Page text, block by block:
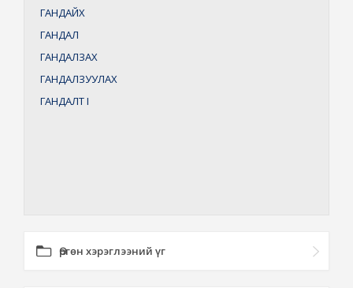
ГАНДАЙХ
ГАНДАЛ
ГАНДАЛЗАХ
ГАНДАЛЗУУЛАХ
ГАНДАЛТI
Өргөн хэрэглээний үг